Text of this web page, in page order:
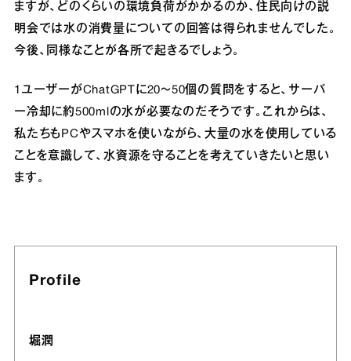
ますが、どのくらいの環境負荷がかかるのか、住民向けの説
明会では水の消費量についての回答は得られませんでした。
今後、同様なことが各所で起きるでしょう。
1ユーザーがChatGPTに20～50個の質問をすると、サーバ
ー冷却に約500mlの水が必要なのだそうです。これからは、
私たちもPCやスマホを使いながら、大量の水を使用している
ことを意識して、水資源を守ることを考えていきたいと思い
ます。
Profile
堀潤